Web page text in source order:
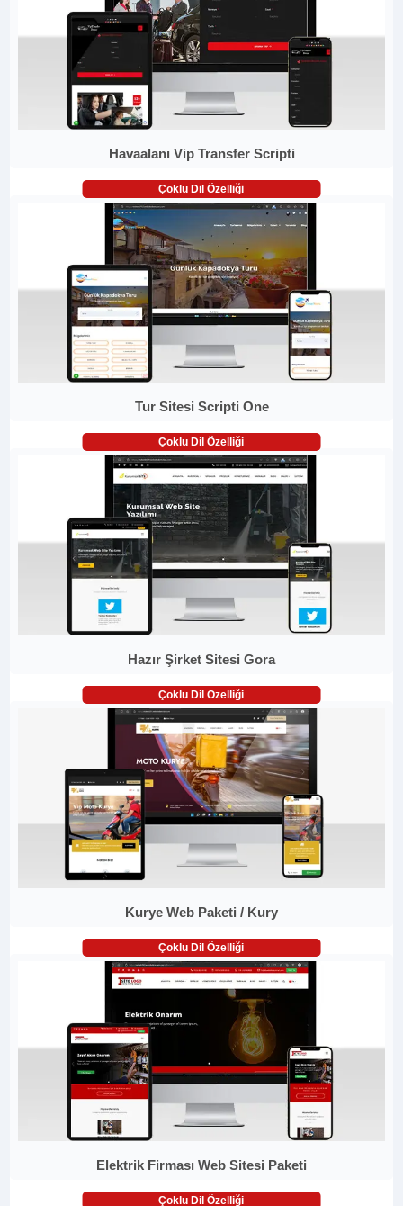
Havaalanı Vip Transfer Scripti
Çoklu Dil Özelliği
Tur Sitesi Scripti One
Çoklu Dil Özelliği
Hazır Şirket Sitesi Gora
Çoklu Dil Özelliği
Kurye Web Paketi / Kury
Çoklu Dil Özelliği
Elektrik Firması Web Sitesi Paketi
Çoklu Dil Özelliği